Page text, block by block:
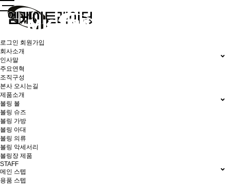
로그인 회원가입
회사소개
인사말
주요연혁
조직구성
본사 오시는길
제품소개
볼링 볼
볼링 슈즈
볼링 가방
볼링 아대
볼링 의류
볼링 악세서리
볼링장 제품
STAFF
메인 스텝
용품 스텝